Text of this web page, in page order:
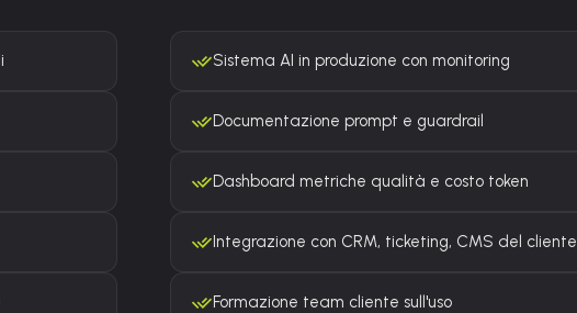
Sistema AI in produzione con monitoring
Documentazione prompt e guardrail
Dashboard metriche qualità e costo token
Integrazione con CRM, ticketing, CMS del cliente
Formazione team cliente sull'uso